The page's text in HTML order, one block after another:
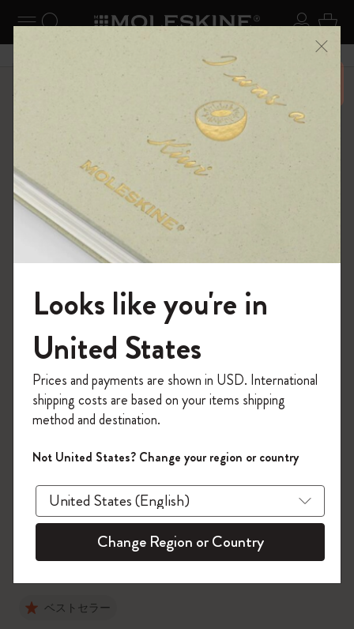
ナビゲーションの切替 ログ
検索 (キーワードなど) カ
6,500円以上のご購入で送料無料 メニ
ーを閉じる
ショップ 18ヶ月プランナー
ベストセラー
モレスキンの世界へようこそ
「WELCOME10」を入力すると、初回注
文が10%オフ＋送料無料になります。セ
ール・アウトレット品は適用外。
Moleskineアカウントを作成して限定オフ
ァーや会員特典、さらに多くのインスピ
レーションを手に入れましょう。
今すぐ会員登録 !
Looks like you're in
United States
Prices and payments are shown in USD. International
shipping costs are based on your items shipping
method and destination.
Not United States? Change your region or country
Change Region or Country